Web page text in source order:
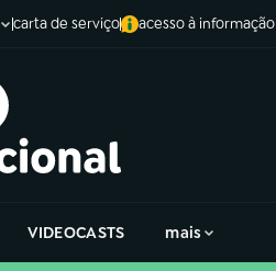
carta de serviço acesso à informação
VIDEOCASTS mais